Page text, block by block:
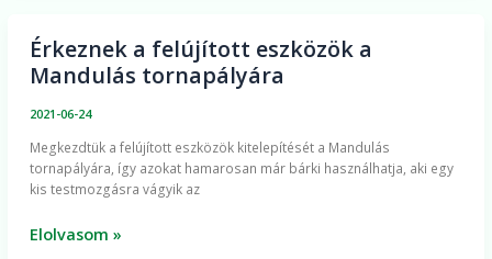
Érkeznek a felújított eszközök a
Mandulás tornapályára
2021-06-24
Megkezdtük a felújított eszközök kitelepítését a Mandulás
tornapályára, így azokat hamarosan már bárki használhatja, aki egy
kis testmozgásra vágyik az
Érkeznek
a
a
Mandulás
Elolvasom »